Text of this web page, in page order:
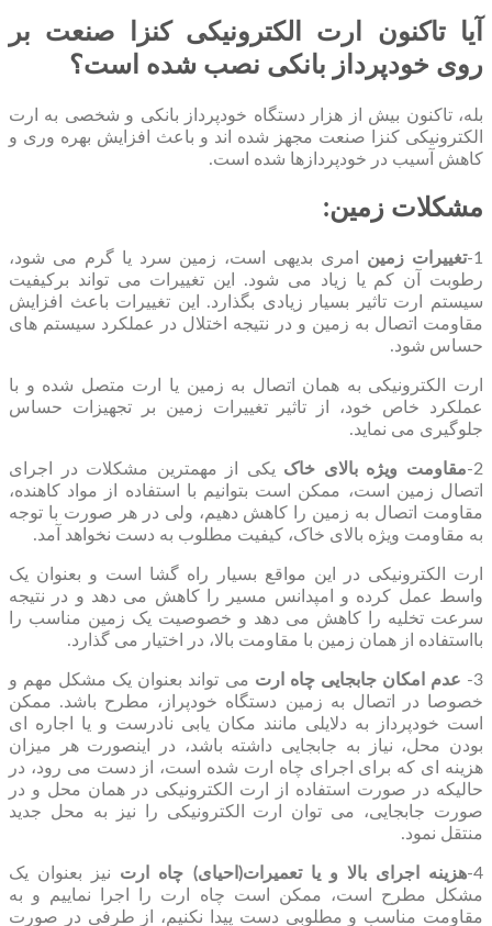
آیا تاکنون ارت الکترونیکی کنزا صنعت بر
روی خودپرداز بانکی نصب شده است؟
بله، تاکنون بیش از هزار دستگاه خودپرداز بانکی و شخصی به ارت
الکترونیکی کنزا صنعت مجهز شده اند و باعث افزایش بهره وری و
کاهش آسیب در خودپردازها شده است.
مشکلات زمین:
1- تغییرات زمین امری بدیهی است، زمین سرد یا گرم می شود،
رطوبت آن کم یا زیاد می شود. این تغییرات می تواند برکیفیت
سیستم ارت تاثیر بسیار زیادی بگذارد. این تغییرات باعث افزایش
مقاومت اتصال به زمین و در نتیجه اختلال در عملکرد سیستم های
حساس شود.
ارت الکترونیکی به همان اتصال به زمین یا ارت متصل شده و با
عملکرد خاص خود، از تاثیر تغییرات زمین بر تجهیزات حساس
جلوگیری می نماید.
2- مقاومت ویژه بالای خاک یکی از مهمترین مشکلات در اجرای
اتصال زمین است، ممکن است بتوانیم با استفاده از مواد کاهنده،
مقاومت اتصال به زمین را کاهش دهیم، ولی در هر صورت با توجه
به مقاومت ویژه بالای خاک، کیفیت مطلوب به دست نخواهد آمد.
ارت الکترونیکی در این مواقع بسیار راه گشا است و بعنوان یک
واسط عمل کرده و امپدانس مسیر را کاهش می دهد و در نتیجه
سرعت تخلیه را کاهش می دهد و خصوصیت یک زمین مناسب را
بااستفاده از همان زمین با مقاومت بالا، در اختیار می گذارد.
3- عدم امکان جابجایی چاه ارت می تواند بعنوان یک مشکل مهم و
خصوصا در اتصال به زمین دستگاه خودپراز، مطرح باشد. ممکن
است خودپرداز به دلایلی مانند مکان یابی نادرست و یا اجاره ای
بودن محل، نیاز به جابجایی داشته باشد، در اینصورت هر میزان
هزینه ای که برای اجرای چاه ارت شده است، از دست می رود، در
حالیکه در صورت استفاده از ارت الکترونیکی در همان محل و در
صورت جابجایی، می توان ارت الکترونیکی را نیز به محل جدید
منتقل نمود.
4- هزینه اجرای بالا و یا تعمیرات(احیای) چاه ارت نیز بعنوان یک
مشکل مطرح است، ممکن است چاه ارت را اجرا نماییم و به
مقاومت مناسب و مطلوبی دست پیدا نکنیم، از طرفی در صورت